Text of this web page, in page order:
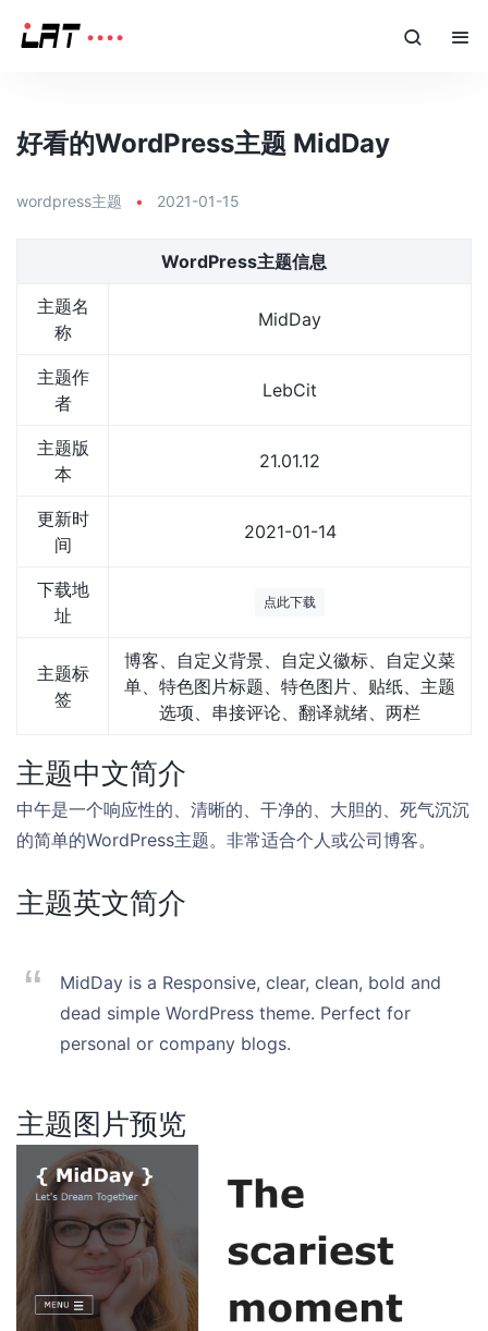
好看的WordPress主题 MidDay
wordpress主题 • 2021-01-15
WordPress主题信息
主题名
称
MidDay
主题作
者
LebCit
主题版
本
21.01.12
更新时
间
2021-01-14
下载地
址
点此下载
主题标
签
博客、自定义背景、自定义徽标、自定义菜
单、特色图片标题、特色图片、贴纸、主题
选项、串接评论、翻译就绪、两栏
主题中文简介
中午是一个响应性的、清晰的、干净的、大胆的、死气沉沉
的简单的WordPress主题。非常适合个人或公司博客。
主题英文简介
MidDay is a Responsive, clear, clean, bold and
dead simple WordPress theme. Perfect for
personal or company blogs.
主题图片预览